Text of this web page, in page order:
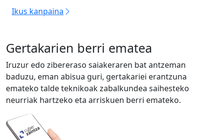
Ikus kanpaina
Gertakarien berri ematea
Iruzur edo zibereraso saiakeraren bat antzeman
baduzu, eman abisua guri, gertakariei erantzuna
emateko talde teknikoak zabalkundea saihesteko
neurriak hartzeko eta arriskuen berri emateko.